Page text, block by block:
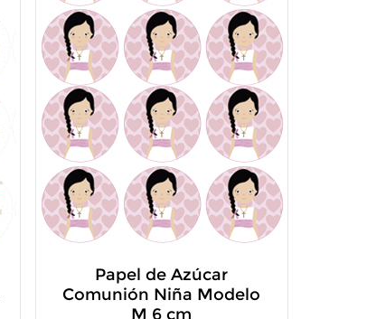
Papel de Azúcar
Comunión Niña Modelo
M 6 cm